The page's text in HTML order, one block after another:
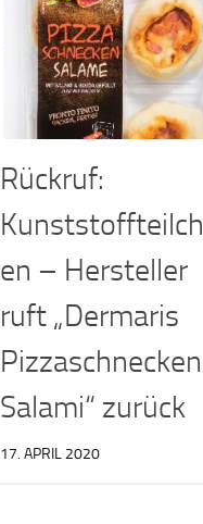
Rückruf:
Kunststoffteilch
en – Hersteller
ruft „Dermaris
Pizzaschnecken
Salami“ zurück
17. APRIL 2020